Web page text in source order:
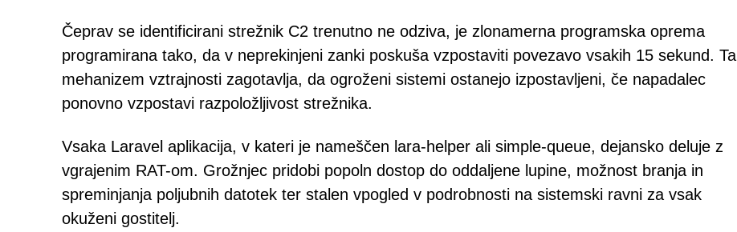
Čeprav se identificirani strežnik C2 trenutno ne odziva, je zlonamerna programska oprema
programirana tako, da v neprekinjeni zanki poskuša vzpostaviti povezavo vsakih 15 sekund. Ta
mehanizem vztrajnosti zagotavlja, da ogroženi sistemi ostanejo izpostavljeni, če napadalec
ponovno vzpostavi razpoložljivost strežnika.
Vsaka Laravel aplikacija, v kateri je nameščen lara-helper ali simple-queue, dejansko deluje z
vgrajenim RAT-om. Grožnjec pridobi popoln dostop do oddaljene lupine, možnost branja in
spreminjanja poljubnih datotek ter stalen vpogled v podrobnosti na sistemski ravni za vsak
okuženi gostitelj.